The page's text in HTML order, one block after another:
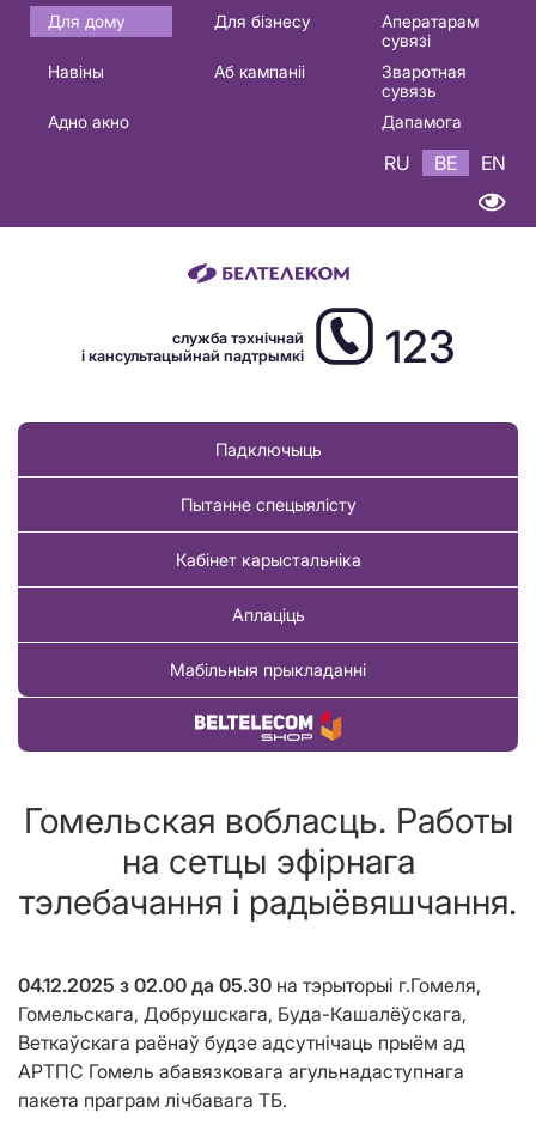
Основная
навигация
Для дому Для бізнесу
Аператарам
сувязі
Навіны
Аб кампаніі
Зваротная
сувязь
Адно акно
Дапамога
RU BE EN
служба тэхнічнай
і кансультацыйнай падтрымкі
123
Падключыць
Пытанне спецыялісту
Кабінет карыстальніка
Аплаціць
Мабільныя прыкладанні
Купіць тавар
Гомельская вобласць. Работы
на сетцы эфірнага
тэлебачання і радыёвяшчання.
04.12.2025 з 02.00 да 05.30 на тэрыторыі г.Гомеля,
Гомельскага, Добрушскага, Буда-Кашалёўскага,
Веткаўскага раёнаў будзе адсутнічаць прыём ад
АРТПС Гомель абавязковага агульнадаступнага
пакета праграм лічбавага ТБ.